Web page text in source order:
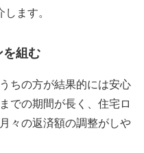
ます。
を組む
ちの方が結果的には安心
での期間が長く、住宅ロ
々の返済額の調整がしや